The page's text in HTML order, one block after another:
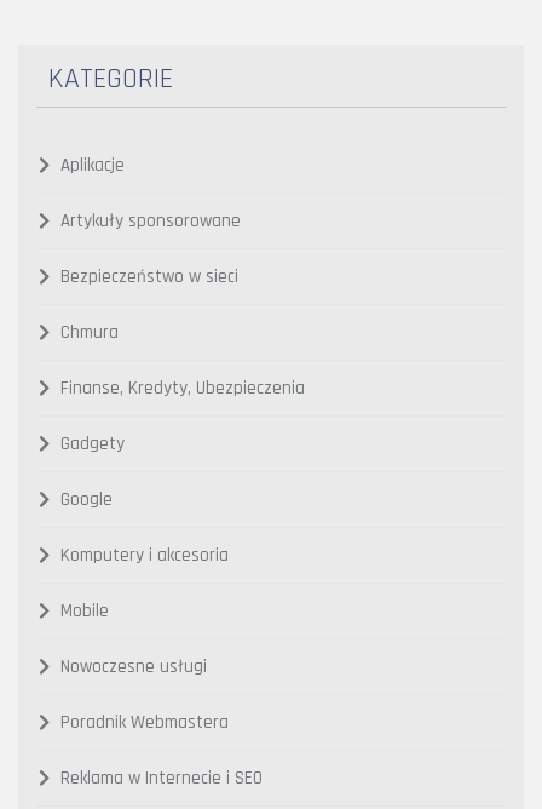
KATEGORIE
Aplikacje
Artykuły sponsorowane
Bezpieczeństwo w sieci
Chmura
Finanse, Kredyty, Ubezpieczenia
Gadgety
Google
Komputery i akcesoria
Mobile
Nowoczesne usługi
Poradnik Webmastera
Reklama w Internecie i SEO